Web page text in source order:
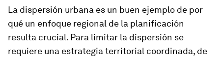
La dispersión urbana es un buen ejemplo de por
qué un enfoque regional de la planificación
resulta crucial. Para limitar la dispersión se
requiere una estrategia territorial coordinada, de